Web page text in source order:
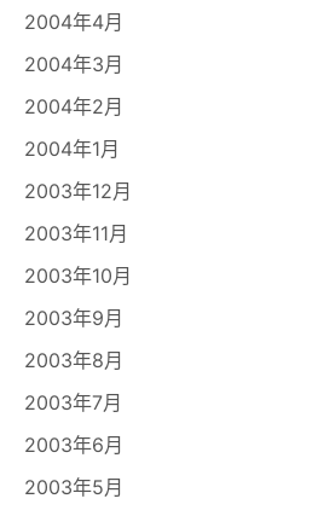
2004年4月
2004年3月
2004年2月
2004年1月
2003年12月
2003年11月
2003年10月
2003年9月
2003年8月
2003年7月
2003年6月
2003年5月